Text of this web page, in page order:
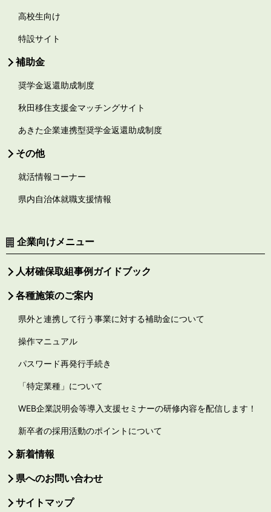
高校生向け
特設サイト
補助金
奨学金返還助成制度
秋田移住支援金マッチングサイト
あきた企業連携型奨学金返還助成制度
その他
就活情報コーナー
県内自治体就職支援情報
企業向けメニュー
人材確保取組事例ガイドブック
各種施策のご案内
県外と連携して行う事業に対する補助金について
操作マニュアル
パスワード再発行手続き
「特定業種」について
WEB企業説明会等導入支援セミナーの研修内容を配信します！
新卒者の採用活動のポイントについて
新着情報
県へのお問い合わせ
サイトマップ